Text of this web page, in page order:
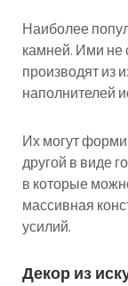
Наиболее
камней. Ими не
производят из
наполнителей
Их могут
другой в виде
в которые
массивная
усилий.
Декор из